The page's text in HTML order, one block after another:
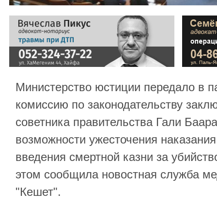
Министерство юстиции передало в
комиссию по законодательству
советника правительства Гали
возможности ужесточения
введения смертной казни за
этом сообщила новостная служба
"Кешет".